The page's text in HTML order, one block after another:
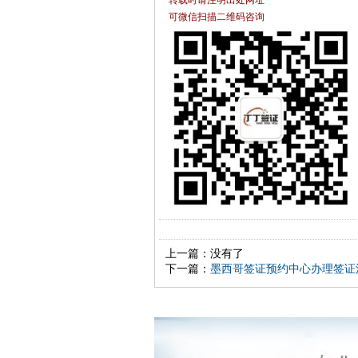
可微信扫描二维码咨询
上一篇：没有了
下一篇： 墨西哥签证预约中心办理签